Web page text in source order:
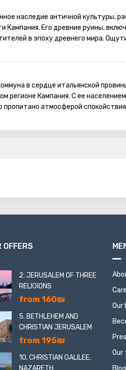
наследие античной культуры,
Кампания. Его древние руины,
в эпоху древнего мира.
обширные археологические
величием прошлого.
в сердце итальянской
регионе Кампания. С ее
атмосферой спокойствия
код - 0828. Контурси-
живописной природой, привлекая
OFFERS
2. JERUSALEM OF THREE
RELIGIONS
from 160₪
5. BETHLEHEM AND
CHRISTIAN JERUSALEM
from 195₪
10. CHRISTIAN GALILEE.
NAZARETH
Our
Our
Blog